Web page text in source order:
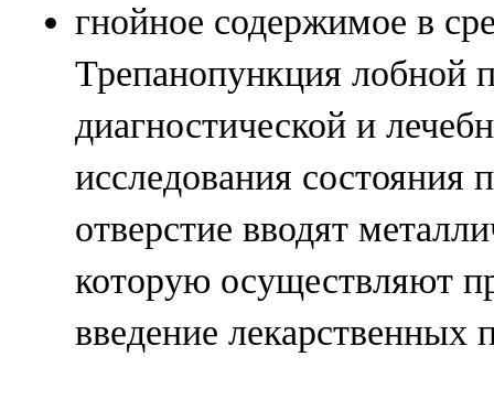
гнойное содержимое в
Трепанопункция лобной
диагностической и
исследования состояния
отверстие вводят
которую осуществляют
введение лекарственных